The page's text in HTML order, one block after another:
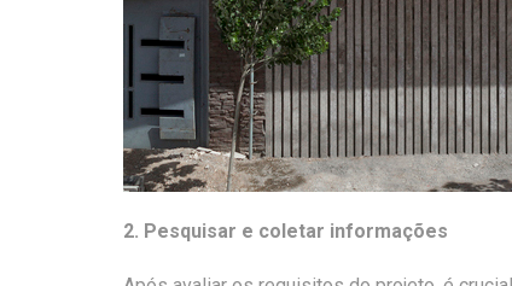
2. Pesquisar e coletar informações